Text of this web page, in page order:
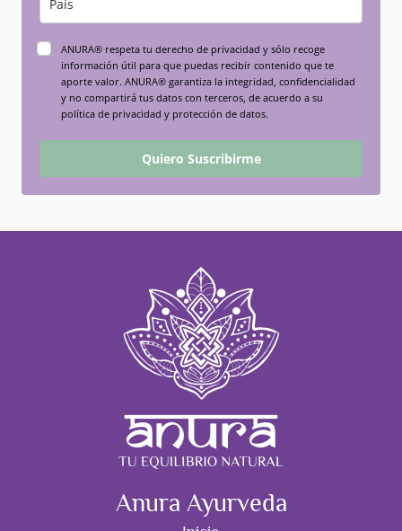
ANURA® respeta tu derecho de privacidad y sólo recoge
información útil para que puedas recibir contenido que te
aporte valor. ANURA® garantiza la integridad, confidencialidad
y no compartirá tus datos con terceros, de acuerdo a su
política de privacidad y protección de datos.
Quiero Suscribirme
Anura Ayurveda